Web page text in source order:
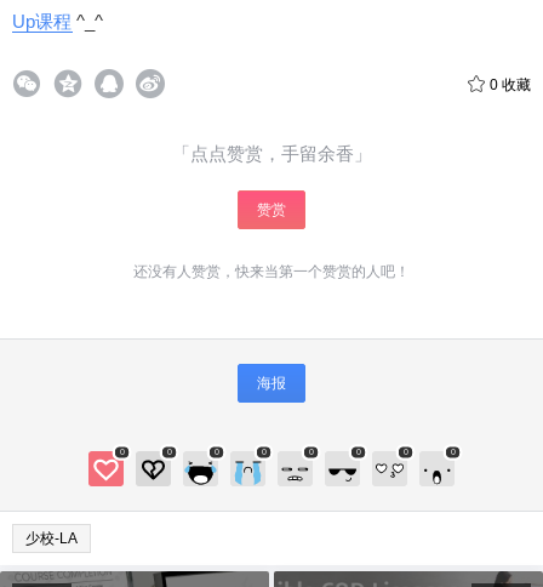
Up课程 ^_^
0 收藏
「点点赞赏，手留余香」
赞赏
还没有人赞赏，快来当第一个赞赏的人吧！
海报
0 0 0 0 0 0 0 0
少校-LA
2 元 10 元
付费内容